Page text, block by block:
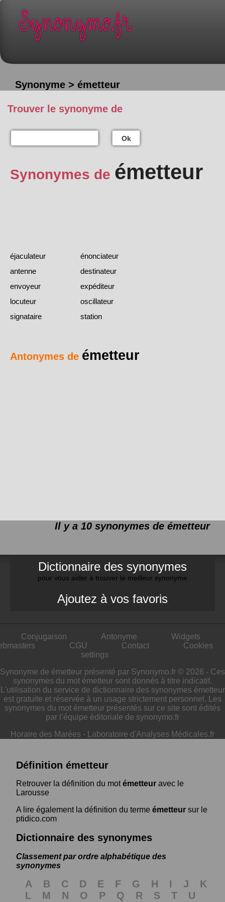
Synonyme > émetteur
Trouver le synonyme de
Ok
Synonymes de émetteur
éjaculateur
énonciateur
antenne
destinateur
envoyeur
expéditeur
locuteur
oscillateur
signataire
station
Antonymes de émetteur
Il y a 10 synonymes de émetteur
Dictionnaire des synonymes
pour vous aider à trouver le meilleur synonyme
Ajoutez à vos favoris
Conjugaison Antonyme
Widgets
CGU Contact
Cookies
settings
Synonyme de émetteur présenté par Synonymo.fr © 2026 - Ces
synonymes du mot émetteur sont donnés à titre indicatif.
L'utilisation du service de dictionnaire des synonymes émetteur
est gratuite et réservée à un usage strictement personnel. Les
synonymes du mot émetteur présentés sur ce site sont édités
par l’équipe éditoriale de synonymo.fr
Horaire des Marées - Laboratoire d'Analyses Médicales.fr
Définition émetteur
Retrouver la définition du motémetteur avec le
Larousse
A lire également la définition du terme émetteur sur le
ptidico.com
Dictionnaire des synonymes
Classement par ordre alphabétique des
synonymes
A B C D E F G H I J
K
L
M N O P Q R S T
U